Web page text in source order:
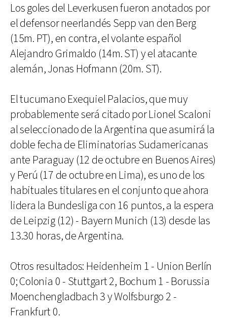
Los goles del Leverkusen fueron anotados por
el defensor neerlandés Sepp van den Berg
(15m. PT), en contra, el volante español
Alejandro Grimaldo (14m. ST) y el atacante
alemán, Jonas Hofmann (20m. ST).
El tucumano Exequiel Palacios, que muy
probablemente será citado por Lionel Scaloni
al seleccionado de la Argentina que asumirá la
doble fecha de Eliminatorias Sudamericanas
ante Paraguay (12 de octubre en Buenos Aires)
y Perú (17 de octubre en Lima), es uno de los
habituales titulares en el conjunto que ahora
lidera la Bundesliga con 16 puntos, a la espera
de Leipzig (12) - Bayern Munich (13) desde las
13.30 horas, de Argentina.
Otros resultados: Heidenheim 1 - Union Berlín
0; Colonia 0 - Stuttgart 2, Bochum 1 - Borussia
Moenchengladbach 3 y Wolfsburgo 2 -
Frankfurt 0.